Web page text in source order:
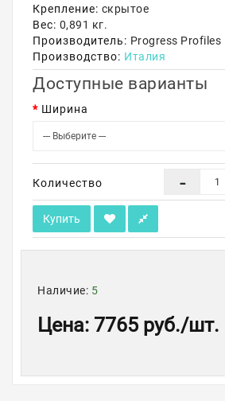
Крепление: скрытое
Вес: 0,891 кг.
Производитель: Progress Profiles
Производство: Италия
Доступные варианты
Ширина
Количество
Купить
Наличие: 5
Цена: 7765 руб./шт.